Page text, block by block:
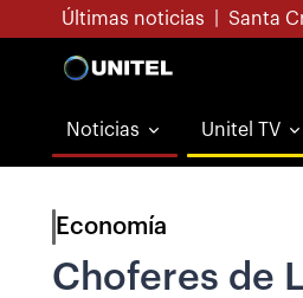
Últimas noticias Santa
Noticias Unitel TV
Economía
Choferes de